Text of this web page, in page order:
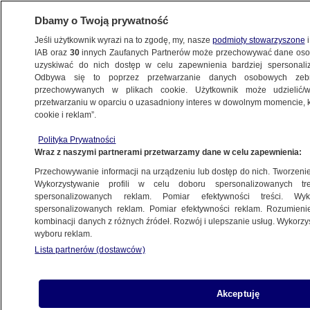
Kamiński: minionej doby granicę
próbowały przekroczyć 152 osoby
Dbamy o Twoją prywatność
Jeśli użytkownik wyrazi na to zgodę, my, nasze podmioty stowarzyszone
IAB oraz 30innych Zaufanych Partnerów może przechowywać dane
uzyskiwać do nich dostęp w celu zapewnienia bardziej
Odbywa się to poprzez przetwarzanie danych osobowych
przechowywanych w plikach cookie. Użytkownik może
przetwarzaniu w oparciu o uzasadniony interes w dowolnym momencie,
cookie i reklam”.
Polityka Prywatności
Wraz z naszymi partnerami przetwarzamy dane w celu zapewnienia:
Przechowywanie informacji na urządzeniu lub dostęp do nich.
Wykorzystywanie profili w celu doboru spersonalizowanych
spersonalizowanych reklam. Pomiar efektywności treści.
spersonalizowanych reklam. Pomiar efektywności reklam.
kombinacji danych z różnych źródeł. Rozwój i ulepszanie usług.
wyboru reklam.
Lista partnerów (dostawców)
Akceptuję